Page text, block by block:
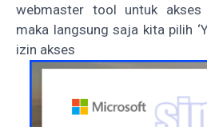
webmaster tool untuk
maka langsung saja kita pilih
izin akses